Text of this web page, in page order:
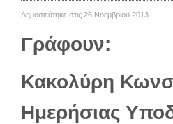
Δημοσιεύτηκε στις 26 Νοεμβρίου 2013
Γράφουν:
Κακολύρη
Ημερήσιας